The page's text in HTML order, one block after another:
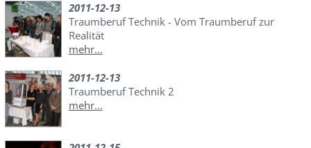
2011-12-13
Traumberuf Technik - Vom Traumberuf zur
Realität
mehr...
2011-12-13
Traumberuf Technik 2
mehr...